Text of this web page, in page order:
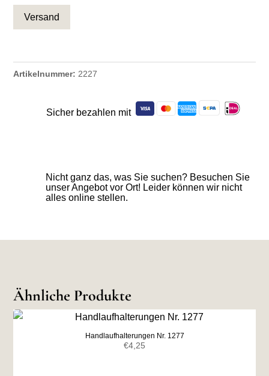
Artikelnummer: 2227
Sicher bezahlen mit
Nicht ganz das, was Sie suchen? Besuchen Sie
unser Angebot vor Ort! Leider können wir nicht
alles online stellen.
Ähnliche Produkte
Handlaufhalterungen Nr. 1277
€4,25